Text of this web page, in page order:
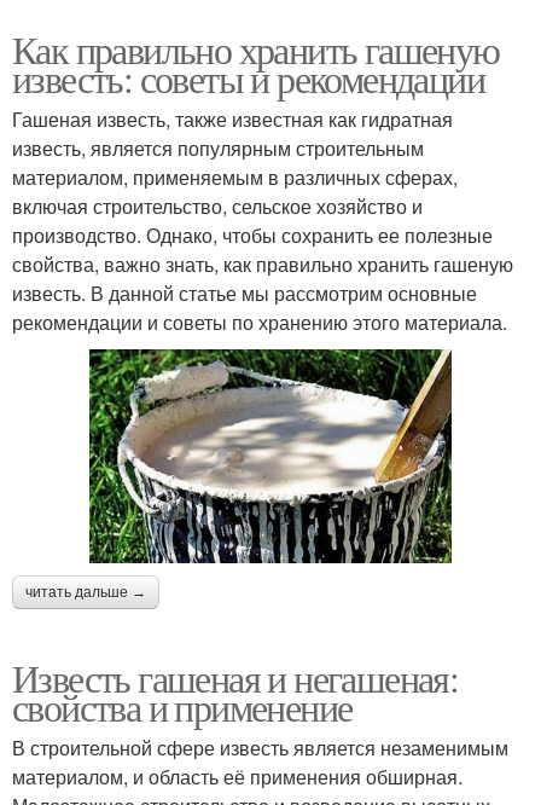
Как правильно хранить гашеную
известь: советы и рекомендации
Гашеная известь, также известная как гидратная
известь, является популярным строительным
материалом, применяемым в различных сферах,
включая строительство, сельское хозяйство и
производство. Однако, чтобы сохранить ее полезные
свойства, важно знать, как правильно хранить гашеную
известь. В данной статье мы рассмотрим основные
рекомендации и советы по хранению этого материала.
читать дальше →
Известь гашеная и негашеная:
свойства и применение
В строительной сфере известь является незаменимым
материалом, и область её применения обширная.